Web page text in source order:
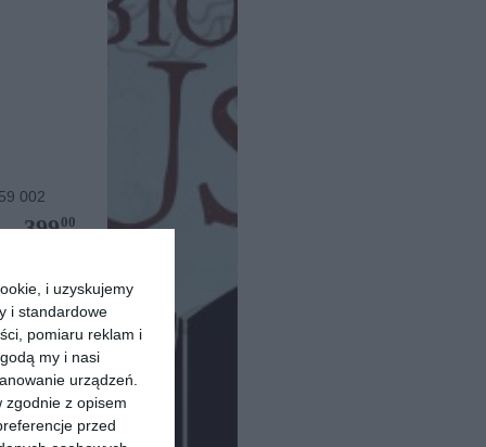
i uzyskujemy
i standardowe
pomiaru reklam i
my i nasi
urządzeń.
zgodnie z opisem
przed
002
399,
00